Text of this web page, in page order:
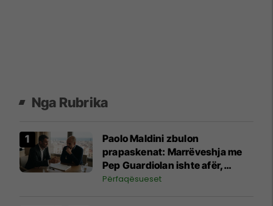
Nga Rubrika
Paolo Maldini zbulon
prapaskenat: Marrëveshja me
Pep Guardiolan ishte afër,
paratë nuk ishin problemi por
Përfaqësueset